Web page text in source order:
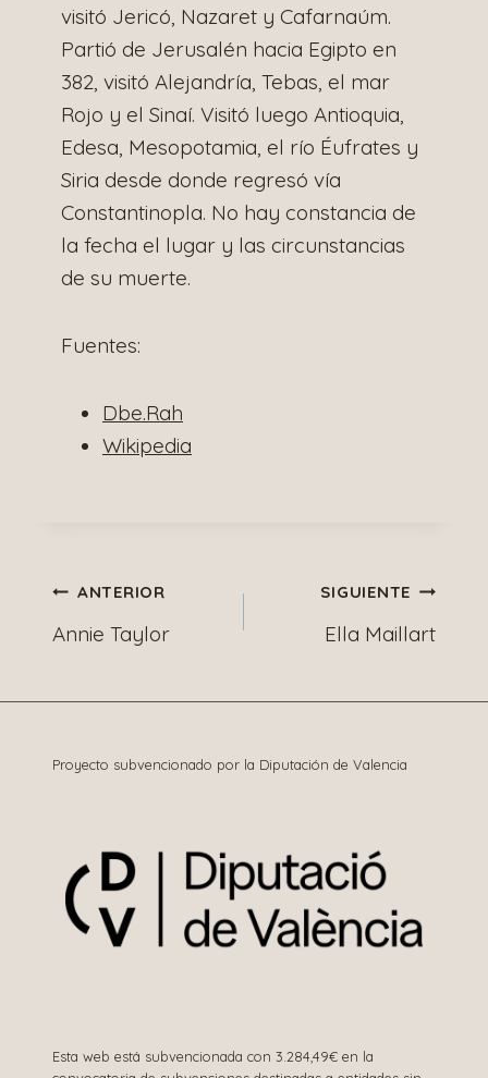
visitó Jericó, Nazaret y Cafarnaúm.
Partió de Jerusalén hacia Egipto en
382, visitó Alejandría, Tebas, el mar
Rojo y el Sinaí. Visitó luego Antioquia,
Edesa, Mesopotamia, el río Éufrates y
Siria desde donde regresó vía
Constantinopla. No hay constancia de
la fecha el lugar y las circunstancias
de su muerte.
Fuentes:
Dbe.Rah
Wikipedia
Navegación
de
entradas
ANTERIOR
Annie Taylor
SIGUIENTE
Ella Maillart
Proyecto subvencionado por la Diputación de Valencia
Esta web está subvencionada con 3.284,49€ en la